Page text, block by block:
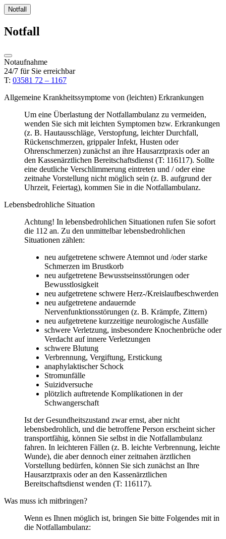
Notfall
Notfall
Notaufnahme
24/7 für Sie erreichbar
T: 03581 72 – 1167
Allgemeine Krankheitssymptome von (leichten) Erkrankungen
Um eine Überlastung der Notfallambulanz zu vermeiden,
wenden Sie sich mit leichten Symptomen bzw. Erkrankungen
(z. B. Hautausschläge, Verstopfung, leichter Durchfall,
Rückenschmerzen, grippaler Infekt, Husten oder
Ohrenschmerzen) zunächst an ihre Hausarztpraxis oder an
den Kassenärztlichen Bereitschaftsdienst (T: 116117). Sollte
eine deutliche Verschlimmerung eintreten und / oder eine
zeitnahe Vorstellung nicht möglich sein (z. B. aufgrund der
Uhrzeit, Feiertag), kommen Sie in die Notfallambulanz.
Lebensbedrohliche Situation
Achtung! In lebensbedrohlichen Situationen rufen Sie sofort
die 112 an. Zu den unmittelbar lebensbedrohlichen
Situationen zählen:
neu aufgetretene schwere Atemnot und /oder starke
Schmerzen im Brustkorb
neu aufgetretene Bewusstseinsstörungen oder
Bewusstlosigkeit
neu aufgetretene schwere Herz-/Kreislaufbeschwerden
neu aufgetretene andauernde
Nervenfunktionsstörungen (z. B. Krämpfe, Zittern)
neu aufgetretene kurzzeitige neurologische Ausfälle
schwere Verletzung, insbesondere Knochenbrüche oder
Verdacht auf innere Verletzungen
schwere Blutung
Verbrennung, Vergiftung, Erstickung
anaphylaktischer Schock
Stromunfälle
Suizidversuche
plötzlich auftretende Komplikationen in der
Schwangerschaft
Ist der Gesundheitszustand zwar ernst, aber nicht
lebensbedrohlich, und die betroffene Person erscheint sicher
transportfähig, können Sie selbst in die Notfallambulanz
fahren. In leichteren Fällen (z. B. leichte Verbrennung, leichte
Wunde), die aber dennoch einer zeitnahen ärztlichen
Vorstellung bedürfen, können Sie sich zunächst an Ihre
Hausarztpraxis oder an den Kassenärztlichen
Bereitschaftsdienst wenden (T: 116117).
Was muss ich mitbringen?
Wenn es Ihnen möglich ist, bringen Sie bitte Folgendes mit in
die Notfallambulanz: